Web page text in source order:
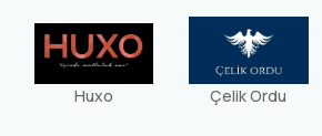
Huxo Çelik Ordu